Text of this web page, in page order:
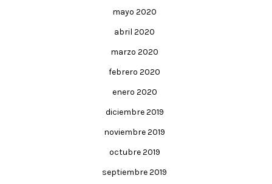
mayo 2020
abril 2020
marzo 2020
febrero 2020
enero 2020
diciembre 2019
noviembre 2019
octubre 2019
septiembre 2019